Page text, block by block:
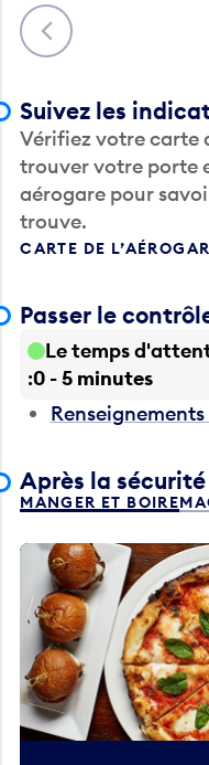
Vérifiez votre carte
trouver votre porte
aérogare pour
trouve.
CARTE DE
Le temps
0 - 5 minutes
Renseignements
MANGER ET BOIRE